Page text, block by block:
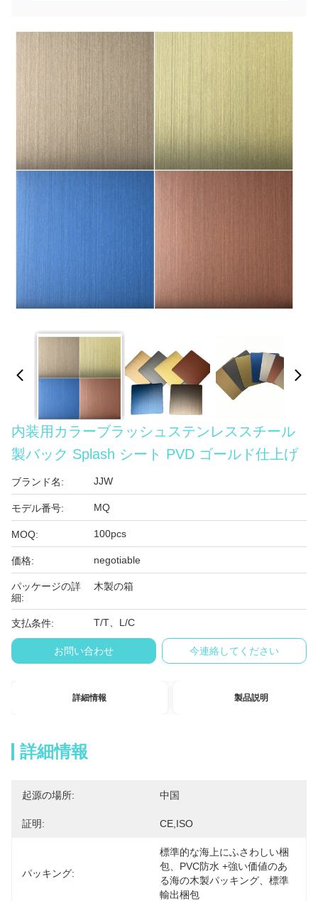
内装用カラーブラッシュステンレススチール
製バック Splash シート PVD ゴールド仕上げ
ブランド名: JJW
モデル番号: MQ
MOQ: 100pcs
価格: negotiable
パッケージの詳
細:
木製の箱
支払条件: T/T、L/C
お問い合わせ 今連絡してください
詳細情報 製品説明
詳細情報
起源の場所: 中国
証明: CE,ISO
パッキング:
標準的な海上にふさわしい梱
包、PVC防水 +強い価値のあ
る海の木製パッキング、標準
輸出梱包